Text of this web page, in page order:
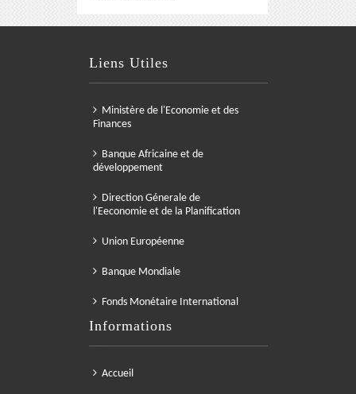
Liens Utiles
Ministère de l'Economie et des
Finances
Banque Africaine et de
développement
Direction Génerale de
l'Eeconomie et de la Planification
Union Européenne
Banque Mondiale
Fonds Monétaire International
Informations
Accueil